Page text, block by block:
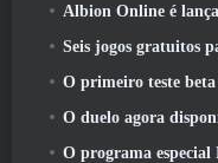
Albion Online é lançado
Seis jogos gratuitos
O primeiro teste beta
O duelo agora
O programa especial Neverness To